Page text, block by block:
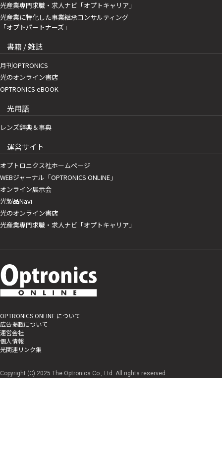
光産業専門求職・求人ナビ「オプトキャリア」
光産業に特化した事業継承コンサルティング
「オプトパートナーズ」
書籍 / 雑誌
月刊OPTRONICS
光のオンライン書店
OPTRONICS eBOOK
光用語
レンズ辞典＆事典
運営サイト
オプトロニクス社ホームページ
WEBジャーナル「OPTRONICS ONLINE」
オンライン展示会
光製品Navi
光のオンライン書店
光産業専門求職・求人ナビ「オプトキャリア」
OPTRONICS ONLINE について
広告掲載について
運営会社
個人情報
光関連リンク集
Copyright (C) 2025 The Optronics Co., Ltd. All rights reserved.